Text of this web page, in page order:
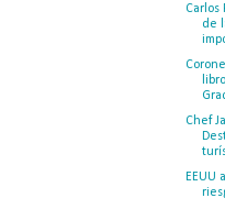
Carlos
de
Chef
EEUU